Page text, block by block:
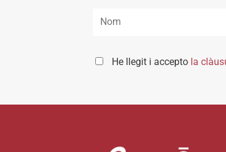
He llegit i accepto la